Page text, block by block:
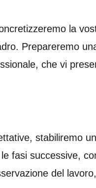
la
Prepareremo
che vi
stabiliremo
fasi successive,
del